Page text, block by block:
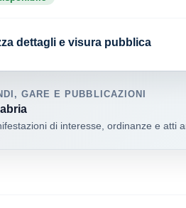
dettagli e visura pubblica
GARE E PUBBLICAZIONI
di interesse, ordinanze e atti